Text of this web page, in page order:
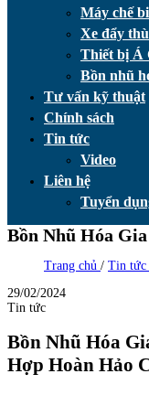
Máy chế
Xe đẩy
Thiết bị Á
Bồn nhũ
Tư vấn kỹ thuật
Chính sách
Tin tức
Video
Liên hệ
Tuyển
Bồn Nhũ Hóa
Trang chủ / Tin tức
29/02/2024
Tin tức
Bồn Nhũ Hóa
Hợp Hoàn Hảo